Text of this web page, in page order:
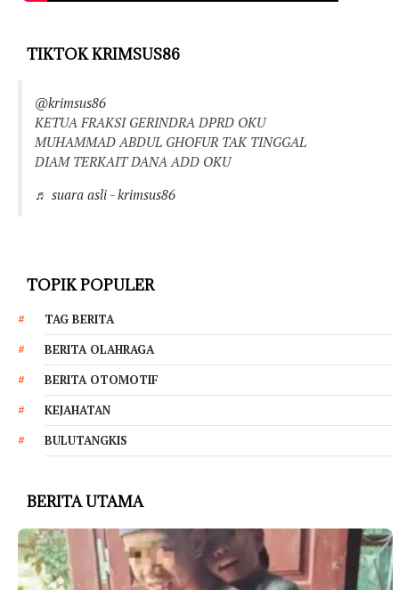
TIKTOK KRIMSUS86
@krimsus86
KETUA FRAKSI GERINDRA DPRD OKU
MUHAMMAD ABDUL GHOFUR TAK TINGGAL
DIAM TERKAIT DANA ADD OKU
♬ suara asli - krimsus86
TOPIK POPULER
TAG BERITA
BERITA OLAHRAGA
BERITA OTOMOTIF
KEJAHATAN
BULUTANGKIS
BERITA UTAMA